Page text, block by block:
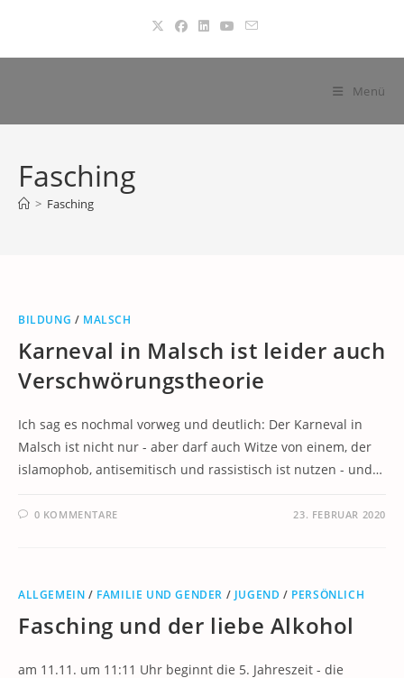
springen
Menü
Fasching
> Fasching
BILDUNG / MALSCH
Karneval in Malsch ist leider auch
Verschwörungstheorie
Ich sag es nochmal vorweg und deutlich: Der Karneval in
Malsch ist nicht nur - aber darf auch Witze von einem, der
islamophob, antisemitisch und rassistisch ist nutzen - und…
0 KOMMENTARE 23. FEBRUAR 2020
ALLGEMEIN / FAMILIE UND GENDER / JUGEND / PERSÖNLICH
Fasching und der liebe Alkohol
am 11.11. um 11:11 Uhr beginnt die 5. Jahreszeit - die